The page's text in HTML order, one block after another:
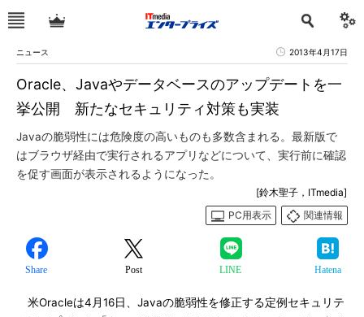
ニュース 2013年4月17日
Oracle、Javaやデータベースのアップデートを一
挙公開 新たなセキュリティ対策も実装
Javaの脆弱性には危険度の高いものも多数含まれる。最新版で
はブラウザ経由で実行されるアプリなどについて、実行前に確認
を促す画面が表示されるようになった。
[鈴木聖子，ITmedia]
PC用表示
関連情報
Share Post LINE Hatena
米Oracleは4月16日、Javaの脆弱性を修正する定例セキュリテ